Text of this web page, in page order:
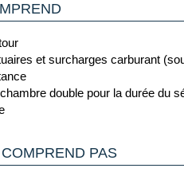
informations plus complètes
Nationale d'Identité: Le
expirée - il est possible
ou de l'Espace Schengen,
toujours en cours de validité.
voyageant seul: les formalités
et surcharges carburant
double pour la durée du
PAS